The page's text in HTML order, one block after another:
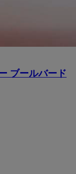
ブールバード